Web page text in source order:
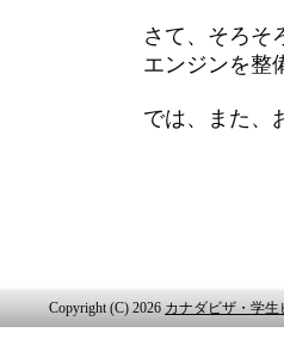
さて、そろそ
エンジンを整
では、また、
Copyright (C) 2026 カナダビザ・学